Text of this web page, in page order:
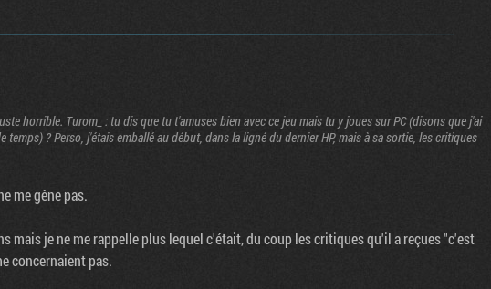
horrible. Turom_ : tu dis que tu t'amuses bien avec ce jeu mais tu y joues sur PC (disons que j'ai
? Perso, j'étais emballé au début, dans la ligné du dernier HP, mais à sa sortie, les critiques
me gêne pas.
mais je ne me rappelle plus lequel c'était, du coup les critiques qu'il a reçues "c'est
concernaient pas.